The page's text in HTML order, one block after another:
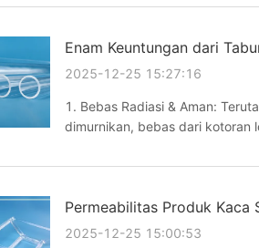
...
Enam Keuntungan dari
2025-12-25 15:27:16
1. Bebas Radiasi & Aman:
dimurnikan, bebas dari kotoran
Permeabilitas Produk Kaca
2025-12-25 15:00:53